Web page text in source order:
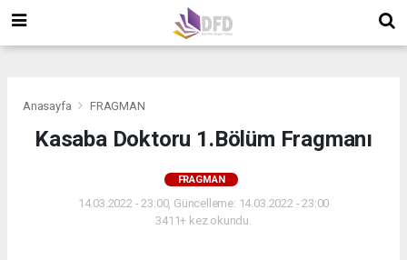
Anasayfa FRAGMAN
Kasaba Doktoru 1.Bölüm Fragmanı
FRAGMAN
14.03.2022 - 23:00, Güncelleme: 14.03.2022 - 23:00
3411+ kez okundu.